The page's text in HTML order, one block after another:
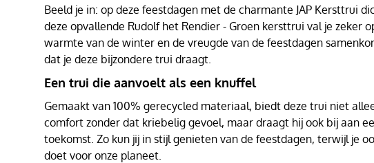
Beeld je in: op deze feestdagen met de charmante JAP Kersttrui
deze opvallende Rudolf het Rendier - Groen kersttrui val je zeker
warmte van de winter en de vreugde van de feestdagen
dat je deze bijzondere trui draagt.
Een trui die aanvoelt als een knuffel
Gemaakt van 100% gerecycled materiaal, biedt deze trui niet
comfort zonder dat kriebelig gevoel, maar draagt hij ook bij aan
toekomst. Zo kun jij in stijl genieten van de feestdagen, terwijl je
doet voor onze planeet.